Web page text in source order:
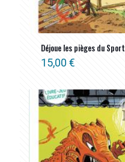
Déjoue les pièges du Sport
15,00 €